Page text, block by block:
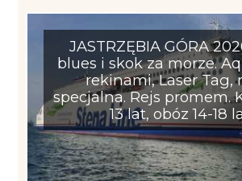
JASTRZĘBIA GÓRA
blues i skok za morze.
rekinami, Laser Tag,
specjalna. Rejs promem.
13 lat, obóz 14-18